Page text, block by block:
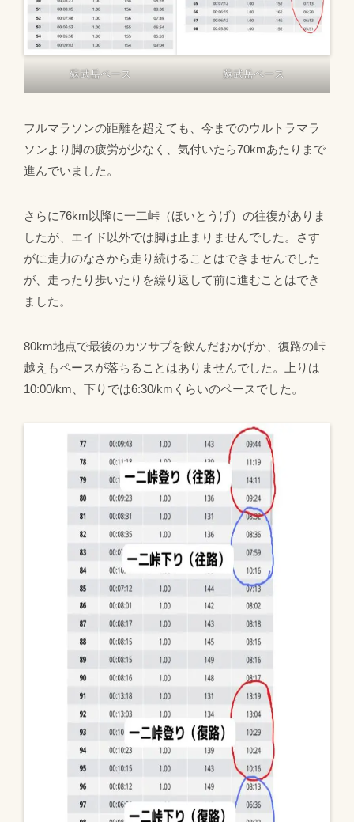
蘇武岳ペース 蘇武岳ペース
フルマラソンの距離を超えても、今までのウルトラマラ
ソンより脚の疲労が少なく、気付いたら70kmあたりまで
進んでいました。
さらに76km以降に一二峠（ほいとうげ）の往復がありま
したが、エイド以外では脚は止まりませんでした。さす
がに走力のなさから走り続けることはできませんでした
が、走ったり歩いたりを繰り返して前に進むことはでき
ました。
80km地点で最後のカツサプを飲んだおかげか、復路の峠
越えもペースが落ちることはありませんでした。上りは
10:00/km、下りでは6:30/kmくらいのペースでした。